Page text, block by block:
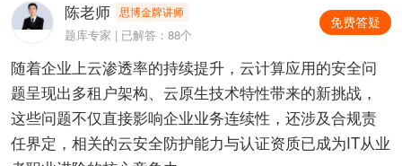
陈老师 思博金牌讲师
题库专家 | 已解答：88个
免费答疑
随着企业上云渗透率的持续提升，云计算应用的安全问
题呈现出多租户架构、云原生技术特性带来的新挑战，
这些问题不仅直接影响企业业务连续性，还涉及合规责
任界定，相关的云安全防护能力与认证资质已成为IT从业